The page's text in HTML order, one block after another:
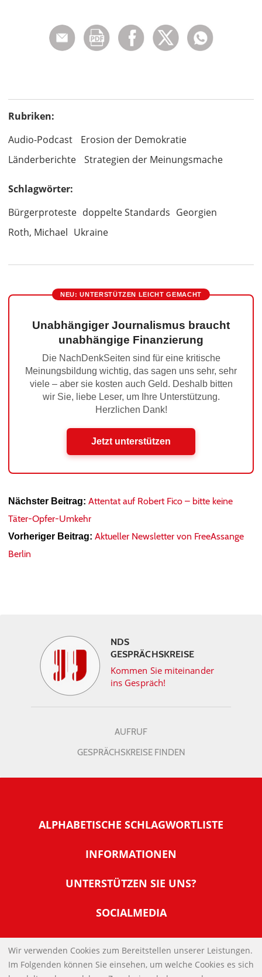
Rubriken:
Audio-Podcast
Erosion der Demokratie
Länderberichte
Strategien der Meinungsmache
Schlagwörter:
Bürgerproteste doppelte Standards Georgien
Roth, Michael Ukraine
NEU: UNTERSTÜTZEN LEICHT GEMACHT
Unabhängiger Journalismus braucht
unabhängige Finanzierung
Die NachDenkSeiten sind für eine kritische
Meinungsbildung wichtig, das sagen uns sehr, sehr
viele – aber sie kosten auch Geld. Deshalb bitten
wir Sie, liebe Leser, um Ihre Unterstützung.
Herzlichen Dank!
Jetzt unterstützen
Nächster Beitrag: Attentat auf Robert Fico – bitte keine
Täter-Opfer-Umkehr
Vorheriger Beitrag: Aktueller Newsletter von FreeAssange
Berlin
NDS
GESPRÄCHSKREISE
Kommen Sie miteinander
ins Gespräch!
AUFRUF
GESPRÄCHSKREISE FINDEN
ALPHABETISCHE SCHLAGWORTLISTE
INFORMATIONEN
Warum NachDenkSeiten
Tipps zur Nutzung der NachDenkSeiten
Banner und E-Mail-Signaturen
Links
UNTERSTÜTZEN SIE UNS?
Werden Sie Fördermitglied
Spenden Sie Online
SOCIALMEDIA
IMPRESSUM
DATENSCHUTZERKLÄRUNG
Wir verwenden Cookies zum Bereitstellen unserer Leistungen.
Im Folgenden können Sie einsehen, um welche Cookies es sich